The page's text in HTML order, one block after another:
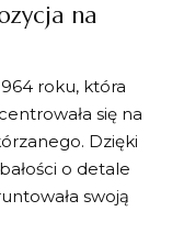
na
roku, która
się na
Dzięki
o detale
swoją